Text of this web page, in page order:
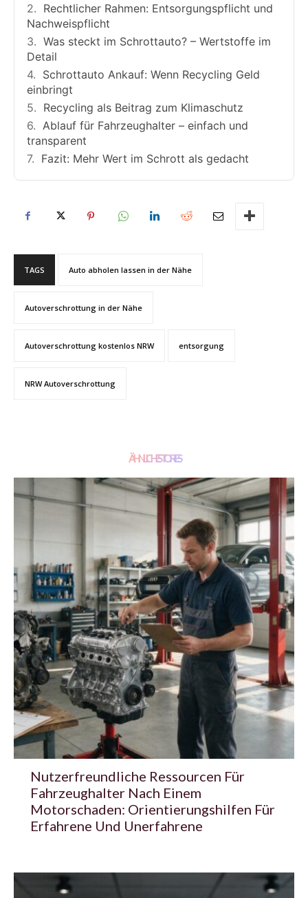
Rechtlicher Rahmen: Entsorgungspflicht und
Nachweispflicht
Was steckt im Schrottauto? – Wertstoffe im
Detail
Schrottauto Ankauf: Wenn Recycling Geld
einbringt
Recycling als Beitrag zum Klimaschutz
Ablauf für Fahrzeughalter – einfach und
transparent
Fazit: Mehr Wert im Schrott als gedacht
TAGS Auto abholen lassen in der Nähe
Autoverschrottung in der Nähe
Autoverschrottung kostenlos NRW entsorgung
NRW Autoverschrottung
ÄHNLICHE STORIES
Nutzerfreundliche Ressourcen Für
Fahrzeughalter Nach Einem
Motorschaden: Orientierungshilfen Für
Erfahrene Und Unerfahrene